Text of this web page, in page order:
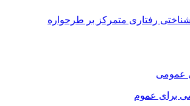
رفتاری متمرکز بر طرحواره
عمومی
برای عموم